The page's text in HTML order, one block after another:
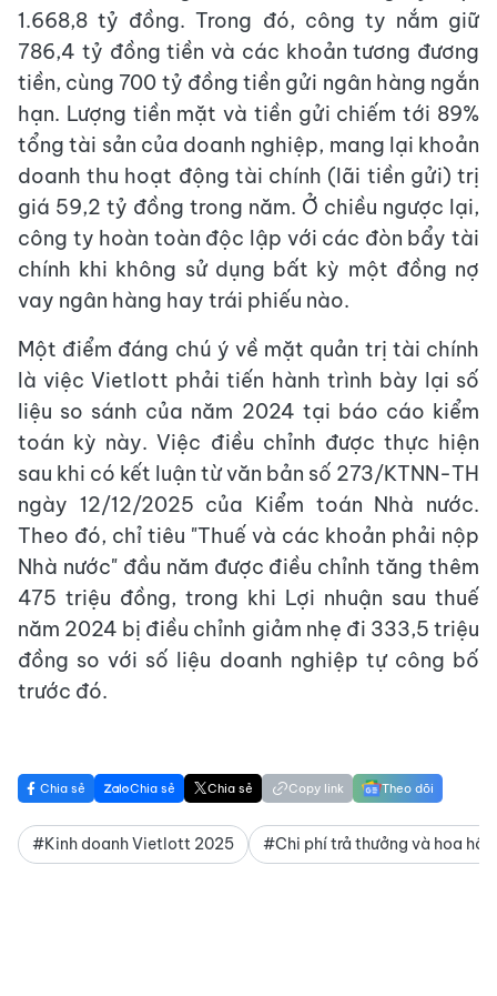
1.668,8 tỷ đồng. Trong đó, công ty nắm giữ
786,4 tỷ đồng tiền và các khoản tương đương
tiền, cùng 700 tỷ đồng tiền gửi ngân hàng ngắn
hạn. Lượng tiền mặt và tiền gửi chiếm tới 89%
tổng tài sản của doanh nghiệp, mang lại khoản
doanh thu hoạt động tài chính (lãi tiền gửi) trị
giá 59,2 tỷ đồng trong năm. Ở chiều ngược lại,
công ty hoàn toàn độc lập với các đòn bẩy tài
chính khi không sử dụng bất kỳ một đồng nợ
vay ngân hàng hay trái phiếu nào.
Một điểm đáng chú ý về mặt quản trị tài chính
là việc Vietlott phải tiến hành trình bày lại số
liệu so sánh của năm 2024 tại báo cáo kiểm
toán kỳ này. Việc điều chỉnh được thực hiện
sau khi có kết luận từ văn bản số 273/KTNN-TH
ngày 12/12/2025 của Kiểm toán Nhà nước.
Theo đó, chỉ tiêu "Thuế và các khoản phải nộp
Nhà nước" đầu năm được điều chỉnh tăng thêm
475 triệu đồng, trong khi Lợi nhuận sau thuế
năm 2024 bị điều chỉnh giảm nhẹ đi 333,5 triệu
đồng so với số liệu doanh nghiệp tự công bố
trước đó.
Chia sẻ Chia sẻ Chia sẻ Copy link Theo dõi
#Kinh doanh Vietlott 2025 #Chi phí trả thưởng và hoa